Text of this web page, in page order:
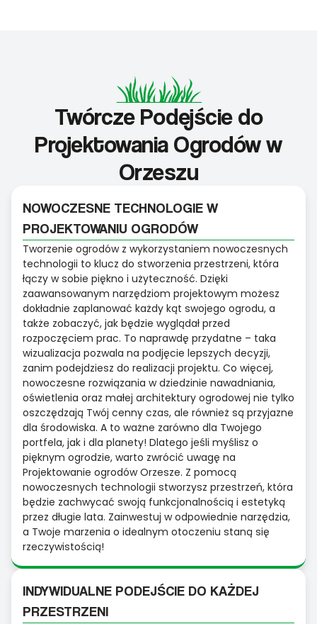
Twórcze Podejście do
Projektowania Ogrodów w
Orzeszu
NOWOCZESNE TECHNOLOGIE W
PROJEKTOWANIU OGRODÓW
Tworzenie ogrodów z wykorzystaniem nowoczesnych
technologii to klucz do stworzenia przestrzeni, która
łączy w sobie piękno i użyteczność. Dzięki
zaawansowanym narzędziom projektowym możesz
dokładnie zaplanować każdy kąt swojego ogrodu, a
także zobaczyć, jak będzie wyglądał przed
rozpoczęciem prac. To naprawdę przydatne – taka
wizualizacja pozwala na podjęcie lepszych decyzji,
zanim podejdziesz do realizacji projektu. Co więcej,
nowoczesne rozwiązania w dziedzinie nawadniania,
oświetlenia oraz małej architektury ogrodowej nie tylko
oszczędzają Twój cenny czas, ale również są przyjazne
dla środowiska. A to ważne zarówno dla Twojego
portfela, jak i dla planety! Dlatego jeśli myślisz o
pięknym ogrodzie, warto zwrócić uwagę na
Projektowanie ogrodów Orzesze. Z pomocą
nowoczesnych technologii stworzysz przestrzeń, która
będzie zachwycać swoją funkcjonalnością i estetyką
przez długie lata. Zainwestuj w odpowiednie narzędzia,
a Twoje marzenia o idealnym otoczeniu staną się
rzeczywistością!
INDYWIDUALNE PODEJŚCIE DO KAŻDEJ
PRZESTRZENI